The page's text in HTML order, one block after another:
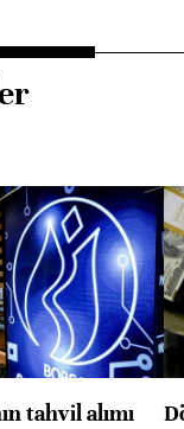
tahvil alımı